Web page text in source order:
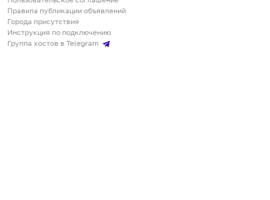
Правила публикации объявлений
Города присутствия
Инструкция по подключению
Группа хостов в Telegram